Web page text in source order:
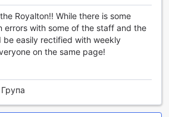
уют. Всяка стая разполага с
сателитна и кабелна телевизия,
за забавление по всяко
напитка, има наличен
пълни с вкусни
тераса ви предоставят
на гледката към града или
сешоар, тоалетни
Royalton!! While there is some
errors with some of the staff and the
easily rectified with weekly
on the same page!